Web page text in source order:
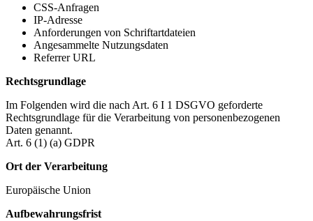
CSS-Anfragen
IP-Adresse
Anforderungen von Schriftartdateien
Angesammelte Nutzungsdaten
Referrer URL
Rechtsgrundlage
Im Folgenden wird die nach Art. 6 I 1 DSGVO geforderte
Rechtsgrundlage für die Verarbeitung von personenbezogenen
Daten genannt.
Art. 6 (1) (a) GDPR
Ort der Verarbeitung
Europäische Union
Aufbewahrungsfrist